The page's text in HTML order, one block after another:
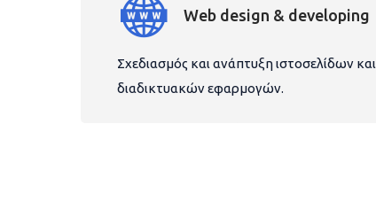
Web design & developing
Σχεδιασμός και ανάπτυξη ιστοσελίδων και
διαδικτυακών εφαρμογών.